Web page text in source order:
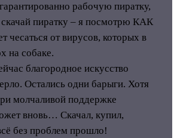
рабочую пиратку,
пиратку – я посмотрю КАК
чесаться от вирусов, которых в
на собаке.
благородное искусство
Остались одни барыги. Хотя
молчаливой поддержке
вновь… Скачал, купил,
без проблем прошло!